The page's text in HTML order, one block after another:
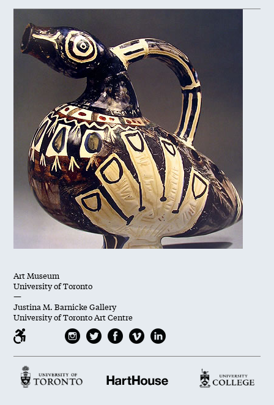
Art Museum
University of Toronto
—
Justina M. Barnicke Gallery
University of Toronto Art Centre